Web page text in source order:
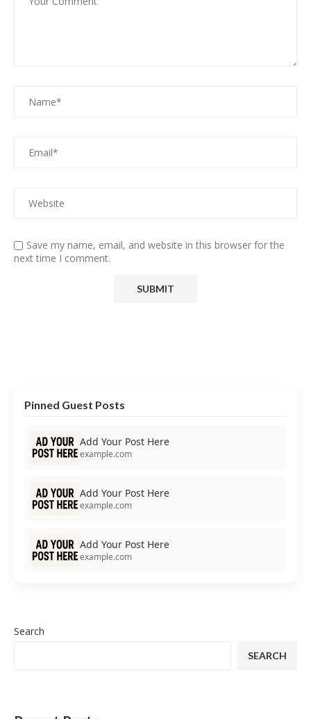
Save my name, email, and website in this browser for the
next time I comment.
Pinned Guest Posts
Add Your Post Here
example.com
Add Your Post Here
example.com
Add Your Post Here
example.com
Search
SEARCH